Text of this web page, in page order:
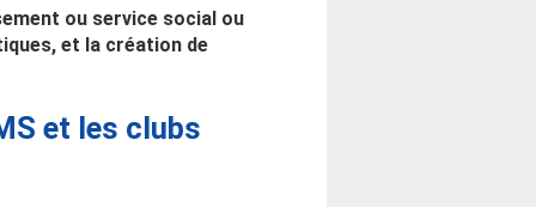
ou service social ou
et la création de
et les clubs